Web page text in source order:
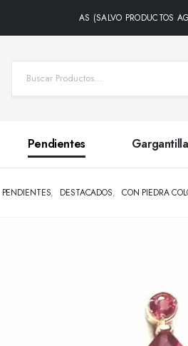
HORAS (SALVO PRODUCTOS
Pendientes
PENDIENTES, DESTACADOS, CON PIEDRA